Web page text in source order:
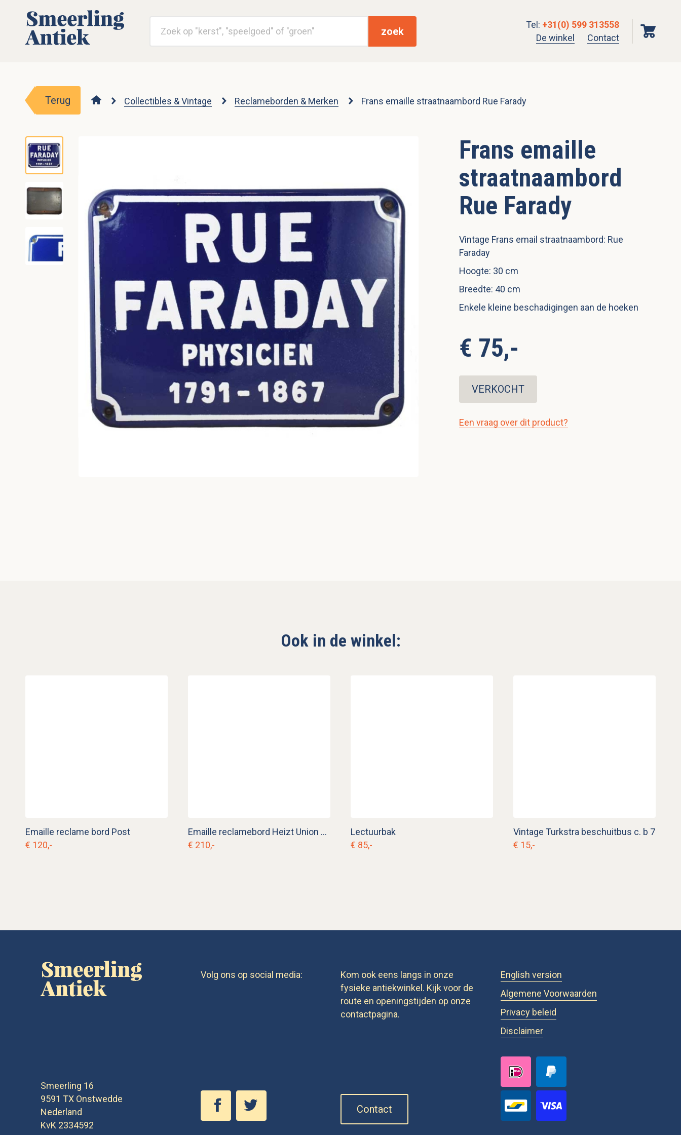
zoek
Tel: +31(0) 599 313558
De winkel
Contact
Terug Collectibles & Vintage Reclameborden & Merken Frans emaille straatnaambord Rue Farady
Frans emaille
straatnaambord
Rue Farady
Vintage Frans email straatnaambord: Rue
Faraday
Hoogte: 30 cm
Breedte: 40 cm
Enkele kleine beschadigingen aan de hoeken
€ 75,-
VERKOCHT
Een vraag over dit product?
Ook in de winkel:
Emaille reclame bord Post
€ 120,-
Emaille reclamebord Heizt Union Briketts
€ 210,-
Lectuurbak
€ 85,-
Vintage Turkstra beschuitbus c. b 7
€ 15,-
Smeerling 16
9591 TX Onstwedde
Nederland
KvK 2334592
Volg ons op social media:
Kom ook eens langs in onze
fysieke antiekwinkel. Kijk voor de
route en openingstijden op onze
contactpagina.
Contact
English version
Algemene Voorwaarden
Privacy beleid
Disclaimer